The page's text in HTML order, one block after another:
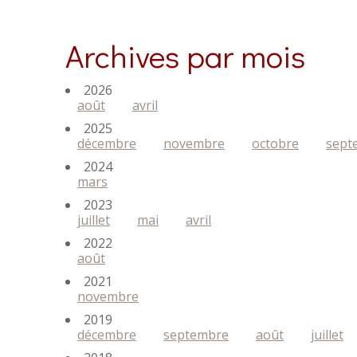
Archives par mois
2026
août
avril
2025
décembre
novembre octobre
2024
mars
2023
juillet
mai
avril
2022
août
2021
novembre
2019
décembre
septembre août
juillet